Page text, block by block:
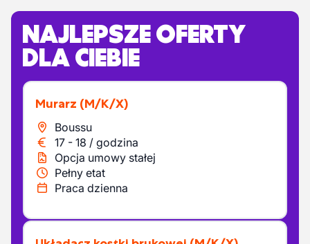
NAJLEPSZE OFERTY
DLA CIEBIE
Murarz (M/K/X)
Boussu
17 - 18 / godzina
Opcja umowy stałej
Pełny etat
Praca dzienna